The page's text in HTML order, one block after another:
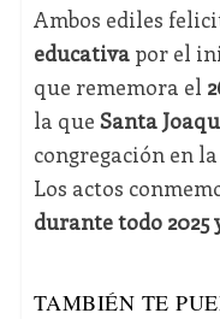
Ambos ediles
educativapor el
que rememora el
la que Santa
congregación en
Los actos
durante todo 2025
TAMBIÉN TE